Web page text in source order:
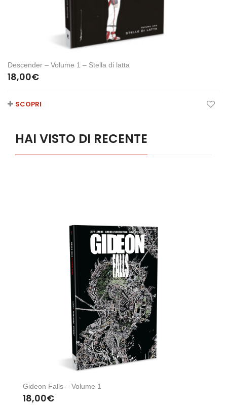
Descender – Volume 1 – Stella di latta
18,00€
SCOPRI
HAI VISTO DI RECENTE
Gideon Falls – Volume 1
18,00€